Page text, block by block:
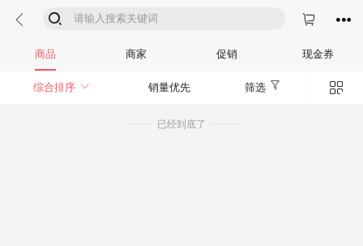
  

商品 商家 促销 现金券
综合排序  销量优先 筛选 
已经到底了